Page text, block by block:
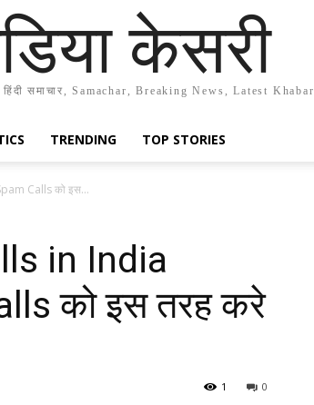
केसरी
समाचार, Samachar, Breaking News, Latest Khabar
TRENDING TOP STORIES
Calls को इस...
in India
को इस तरह करे
0
1